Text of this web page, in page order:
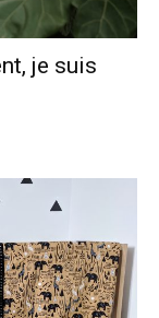
je suis